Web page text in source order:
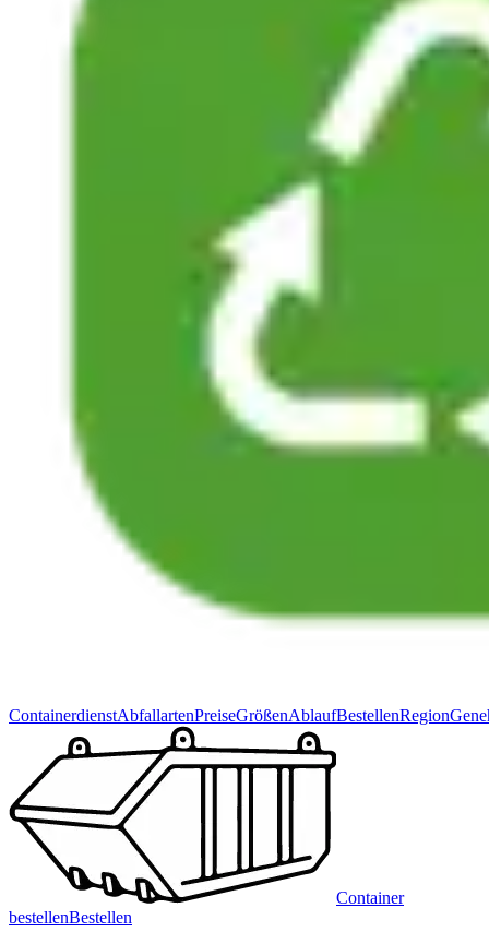
ContainerdienstAbfallartenPreiseGrößenAblaufBestellenRegion
Container
bestellenBestellen